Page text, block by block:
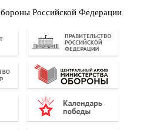
Российской Федерации